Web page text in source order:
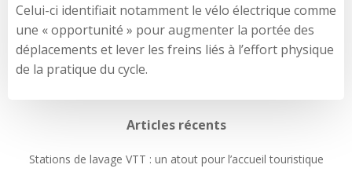
Celui-ci identifiait notamment le vélo électrique comme
une « opportunité » pour augmenter la portée des
déplacements et lever les freins liés à l’effort physique
de la pratique du cycle.
Articles récents
Stations de lavage VTT : un atout pour l’accueil touristique